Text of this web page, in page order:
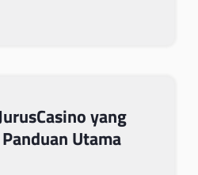
yang
Utama